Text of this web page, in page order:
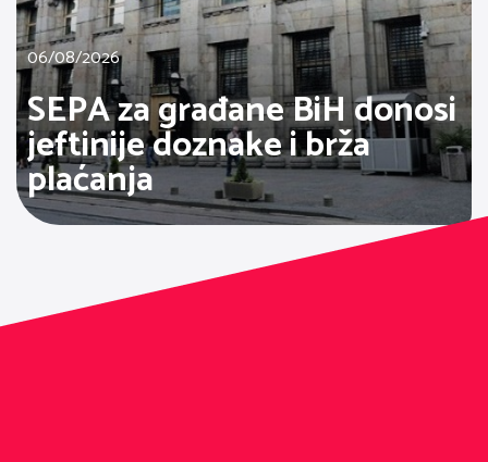
06/08/2026
SEPA za građane BiH donosi
jeftinije doznake i brža
plaćanja